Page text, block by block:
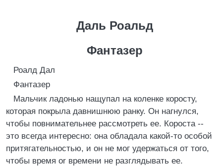
Даль Роальд
Фантазер
Роалд Дал
Фантазер
Мальчик ладонью нащупал на коленке коросту,
которая покрыла давнишнюю ранку. Он нагнулся,
чтобы повнимательнее рассмотреть ее. Короста --
это всегда интересно: она обладала какой-то особой
притягательностью, и он не мог удержаться от того,
чтобы время or времени не разглядывать ее.